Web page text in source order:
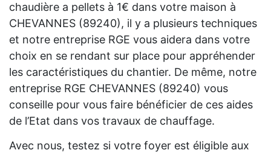
chaudière a pellets à 1€ dans votre maison à
CHEVANNES (89240), il y a plusieurs techniques
et notre entreprise RGE vous aidera dans votre
choix en se rendant sur place pour appréhender
les caractéristiques du chantier. De même, notre
entreprise RGE CHEVANNES (89240) vous
conseille pour vous faire bénéficier de ces aides
de l’Etat dans vos travaux de chauffage.
Avec nous, testez si votre foyer est éligible aux